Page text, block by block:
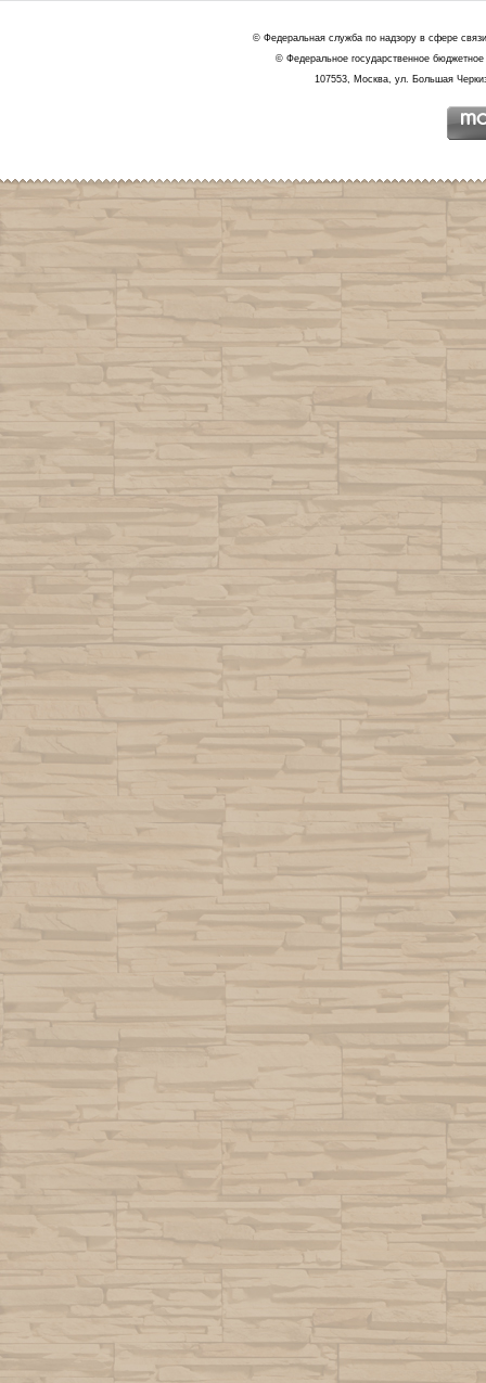
© Федеральная служба по надзору в сфере
© Федеральное государственное
107553, Москва, ул. Большая